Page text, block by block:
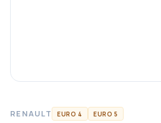
RENAULT EURO 4 EURO 5